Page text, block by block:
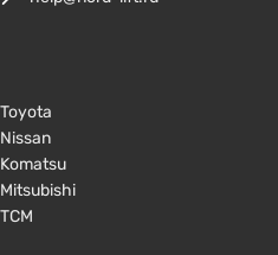
Toyota
Nissan
Komatsu
Mitsubishi
TCM